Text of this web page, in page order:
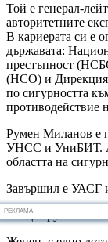
Той е генерал-
авторитетните
В кариерата си е
държавата:
престъпност
(НСО) и Дирекция
по сигурността
Румен Миланов е
УНСС и УниБИТ.
областта на
Завършил е УАСГ
Владее руски език.
РЕКЛАМА